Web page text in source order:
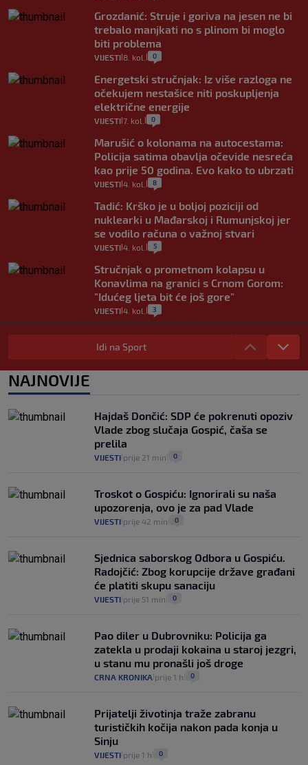
Grozdanić: Struje i goriva na jesen ne bi
trebalo manjkati no s plinom bi moglo
biti problema
VIJESTI 8. kol. 0
Energetski stručnjak: Iz više razloga ne
očekujem nestašice niti poskupljenja
električne energije
VIJESTI 7. kol. 0
Marušić o kolonama na autocestama:
Policija satima obavlja očevide nesreća
kao prije 50 godina. Evo kako to ubrzati
VIJESTI 4. kol. 8
Tadić: Krško je u boljoj poziciji od
nuklearki u Mađarskoj i Rumunjskoj jer
se vodilo računa o važnoj stvari
VIJESTI 4. kol. 5
Stručnjak o prometnom kolapsu u
Konavlima na granici s Crnom Gorom:
"Idućeg ljeta bit će još gore"
VIJESTI 4. kol. 3
Iz Hrvatske u Italiju može se i preko
mora. Provjerili smo brodske linije i
2
rajčica košta deset eura: "Nećete ih
vidjeti na akcijama u trgovinama"
3. kol.| 8
Idi na Sport
NAJNOVIJE
Hajdaš Dončić: SDP će pokrenuti opoziv
Vlade zbog slučaja Gospić, čaša se
prelila
VIJESTI prije 21 min 0
Troskot o Gospiću: Ignorirali su naša
upozorenja, ovo je za pad Vlade
VIJESTI prije 42 min 0
Sjednica saborskog Odbora u Gospiću.
Radojčić: Zbog korupcije države građani
će platiti skupu sanaciju
VIJESTI prije 51 min 0
Pao diler u Dubrovniku: Policija ga
zatekla u prodaji kokaina u staroj jezgri,
u stanu mu pronašli još droge
CRNA KRONIKA prije 1 h 0
Prijatelji životinja traže zabranu
turističkih kočija nakon pada konja u
Sinju
VIJESTI prije 1 h 0